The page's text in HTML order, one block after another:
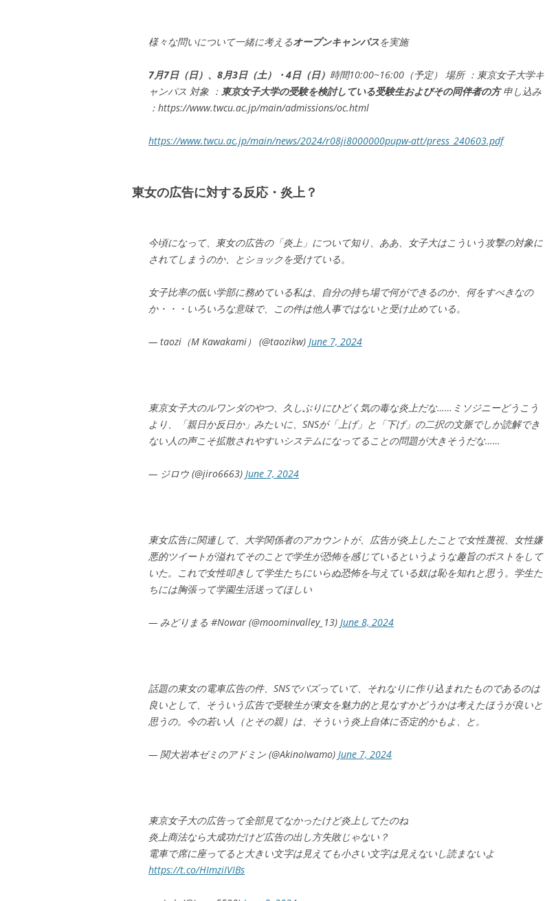
様々な問いについて一緒に考えるオープンキャンパスを実施
7月7日（日）、8月3日（土）・4日（日） 時間10:00~16:00（予定） 場所 ：東京女子大学キ
ャンパス 対象 ： 東京女子大学の受験を検討している受験生およびその同伴者の方申し込み
：https://www.twcu.ac.jp/main/admissions/oc.html
https://www.twcu.ac.jp/main/news/2024/r08ji8000000pupw-att/press_240603.pdf
東女の広告に対する反応・炎上？
今頃になって、東女の広告の「炎上」について知り、ああ、女子大はこういう攻撃の対象に
されてしまうのか、とショックを受けている。
女子比率の低い学部に務めている私は、自分の持ち場で何ができるのか、何をすべきなの
か・・・いろいろな意味で、この件は他人事ではないと受け止めている。
— taozi（M Kawakami） (@taozikw) June 7, 2024
東京女子大のルワンダのやつ、久しぶりにひどく気の毒な炎上だな……ミソジニーどうこう
より、「親日か反日か」みたいに、SNSが「上げ」と「下げ」の二択の文脈でしか読解でき
ない人の声こそ拡散されやすいシステムになってることの問題が大きそうだな……
— ジロウ (@jiro6663) June 7, 2024
東女広告に関連して、大学関係者のアカウントが、広告が炎上したことで女性蔑視、女性嫌
悪的ツイートが溢れてそのことで学生が恐怖を感じているというような趣旨のポストをして
いた。これで女性叩きして学生たちにいらぬ恐怖を与えている奴は恥を知れと思う。学生た
ちには胸張って学園生活送ってほしい
— みどりまる #Nowar (@moominvalley_13) June 8, 2024
話題の東女の電車広告の件、SNSでバズっていて、それなりに作り込まれたものであるのは
良いとして、そういう広告で受験生が東女を魅力的と見なすかどうかは考えたほうが良いと
思うの。今の若い人（とその親）は、そういう炎上自体に否定的かもよ、と。
— 関大岩本ゼミのアドミン (@AkinoIwamo) June 7, 2024
東京女子大の広告って全部見てなかったけど炎上してたのね
炎上商法なら大成功だけど広告の出し方失敗じゃない？
電車で席に座ってると大きい文字は見えても小さい文字は見えないし読まないよ
https://t.co/HImziIVIBs